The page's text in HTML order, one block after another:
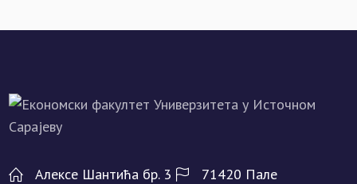
Алeксe Шантића бр. 3
71420 Палe